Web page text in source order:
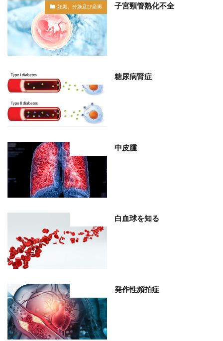
妊娠、分娩及び産褥 子宮頸管熟化不全
糖尿病腎症
中皮腫
白血球を知る
発作性頻拍症